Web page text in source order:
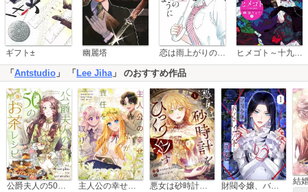
ギフト± 幽麗塔 恋は雨上がりのように ヒメゴト～十九歳の制服～
「 Antstudio 」 「 Lee Jiha」 のおすすめ作品
公爵夫人の50のお茶レシピ【タテヨミ】 主人公の幸せ、私が責任を取ります【タテヨミ】 悪女は砂時計をひっくり返す 財閥令嬢、バッドエンドを回避する